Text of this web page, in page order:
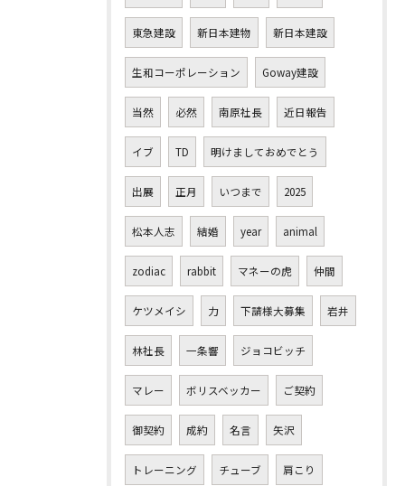
東急建設 新日本建物 新日本建設
生和コーポレーション Goway建設
当然 必然 南原社長 近日報告
イブ TD 明けましておめでとう
出展 正月 いつまで 2025
松本人志 結婚 year animal
zodiac rabbit マネーの虎 仲間
ケツメイシ 力 下請様大募集 岩井
林社長 一条響 ジョコビッチ
マレー ボリスベッカー ご契約
御契約 成約 名言 矢沢
トレーニング チューブ 肩こり